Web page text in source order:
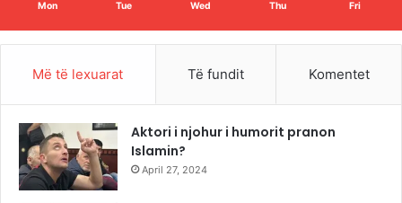
Mon Tue Wed Thu Fri
Më të lexuarat Të fundit Komentet
Aktori i njohur i humorit pranon
Islamin?
April 27, 2024